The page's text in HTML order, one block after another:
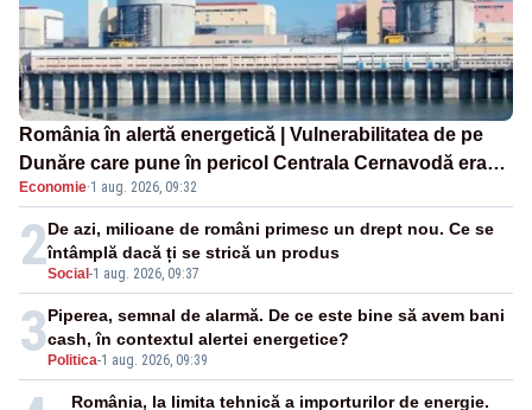
România în alertă energetică | Vulnerabilitatea de pe
Dunăre care pune în pericol Centrala Cernavodă era
cunoscută de pe vremea lui Ceaușescu
Economie·1 aug. 2026, 09:32
2Social -1 aug. 2026, 09:37
De azi, milioane de români primesc un drept nou. Ce se
întâmplă dacă ți se strică un produs
3 Politica-1 aug. 2026, 09:39
Piperea, semnal de alarmă. De ce este bine să avem bani
cash, în contextul alertei energetice?
România, la limita tehnică a importurilor de energie.